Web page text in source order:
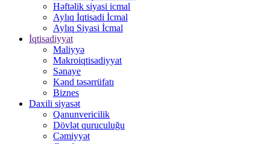
Həftəlik siyasi icmal
Aylıq İqtisadi İcmal
Aylıq Siyasi İcmal
İqtisadiyyat
Maliyyə
Makroiqtisadiyyat
Sənaye
Kənd təsərrüfatı
Biznes
Daxili siyasət
Qanunvericilik
Dövlət quruculuğu
Cəmiyyət